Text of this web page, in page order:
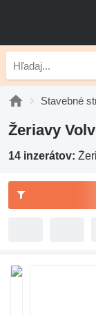
Stavebné
Žeriavy
14 inzerátov: